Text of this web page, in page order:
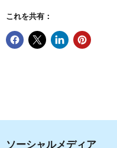
これを共有：
ソーシャルメディア